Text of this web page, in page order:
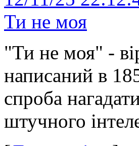
Ти не моя
"Ти не моя" -
написаний в
спроба
штучного